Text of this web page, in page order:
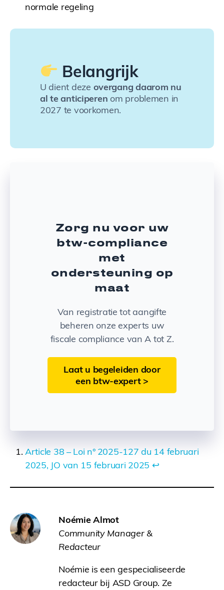
normale regeling
Belangrijk
U dient deze overgang daarom nu
al te anticiperen om problemen in
2027 te voorkomen.
Zorg nu voor uw
btw-compliance
met
ondersteuning op
maat
Van registratie tot aangifte
beheren onze experts uw
fiscale compliance van A tot Z.
Laat u begeleiden door
een btw-expert >
Article 38 – Loi n° 2025‑127 du 14 februari
2025, JO van 15 februari 2025 ↩︎
Noémie Almot
Community Manager &
Redacteur
Noémie is een gespecialiseerde
redacteur bij ASD Group. Ze